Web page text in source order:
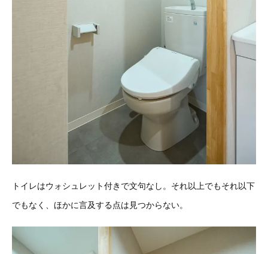
トイレはウォシュレット付きで文句なし。それ以上でもそれ以下
でもなく、ほかに言及する点は見つからない。